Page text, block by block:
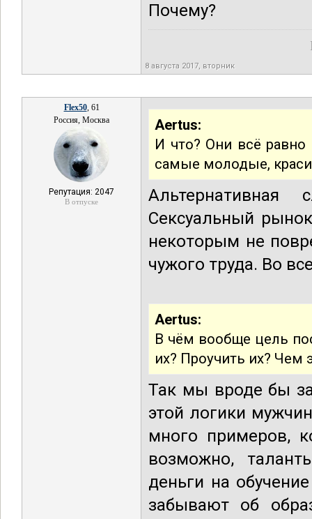
Почему?
8 августа 2017, вторник
Flex50, 61
Россия, Москва
Репутация: 2047
В отпуске
Aertus:
И что? Они всё
самые молодые,
Сексуальный
некоторым не
чужого труда. Во
Aertus:
В чём вообще цель
их? Проучить их?
Так мы вроде бы
этой логики
много примеров,
возможно,
деньги на
забывают об